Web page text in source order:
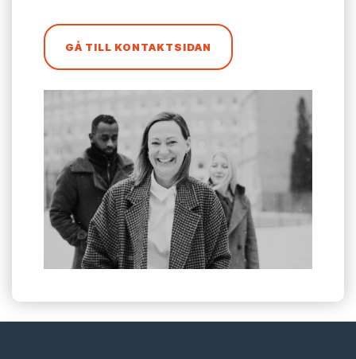
GÅ TILL KONTAKTSIDAN